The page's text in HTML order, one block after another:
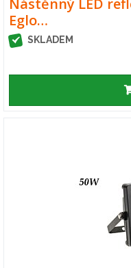
Eglo…
SKLADEM